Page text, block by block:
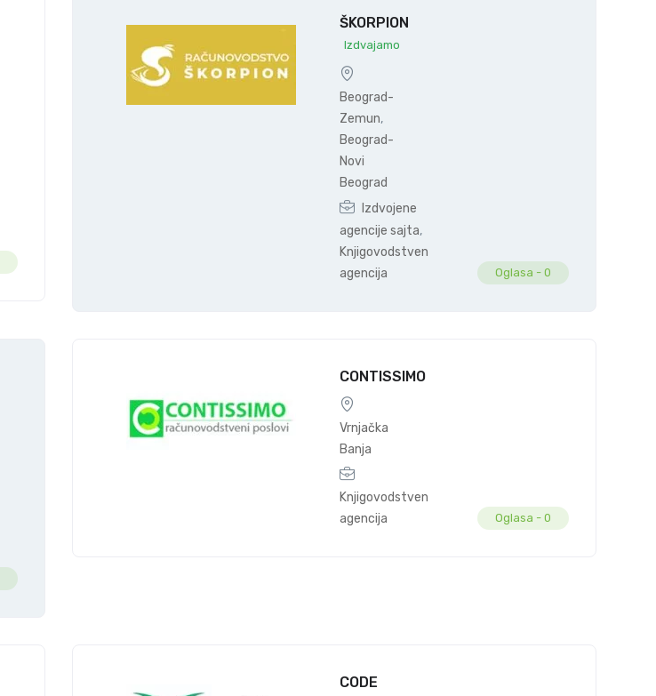
ŠKORPION
Izdvajamo
Beograd-
Zemun,
Beograd-
Novi
Beograd
Izdvojene
agencije sajta,
Knjigovodstvena
agencija
Oglasa - 0
CONTISSIMO
Vrnjačka
Banja
Knjigovodstvena
agencija
Oglasa - 0
CODE